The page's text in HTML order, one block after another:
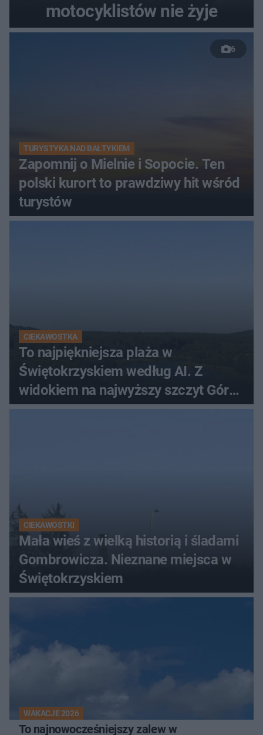
motocyklistów nie żyje
6
TURYSTYKA NAD BAŁTYKIEM
Zapomnij o Mielnie i Sopocie. Ten
polski kurort to prawdziwy hit wśród
turystów
CIEKAWOSTKA
To najpiękniejsza plaża w
Świętokrzyskiem według AI. Z
widokiem na najwyższy szczyt Gór
Świętokrzyskich
CIEKAWOSTKI
Mała wieś z wielką historią i śladami
Gombrowicza. Nieznane miejsca w
Świętokrzyskiem
WAKACJE 2026
To najnowocześniejszy zalew w